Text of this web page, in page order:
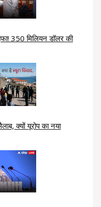
350 मिलियन डॉलर की
क्यों यूरोप का नया